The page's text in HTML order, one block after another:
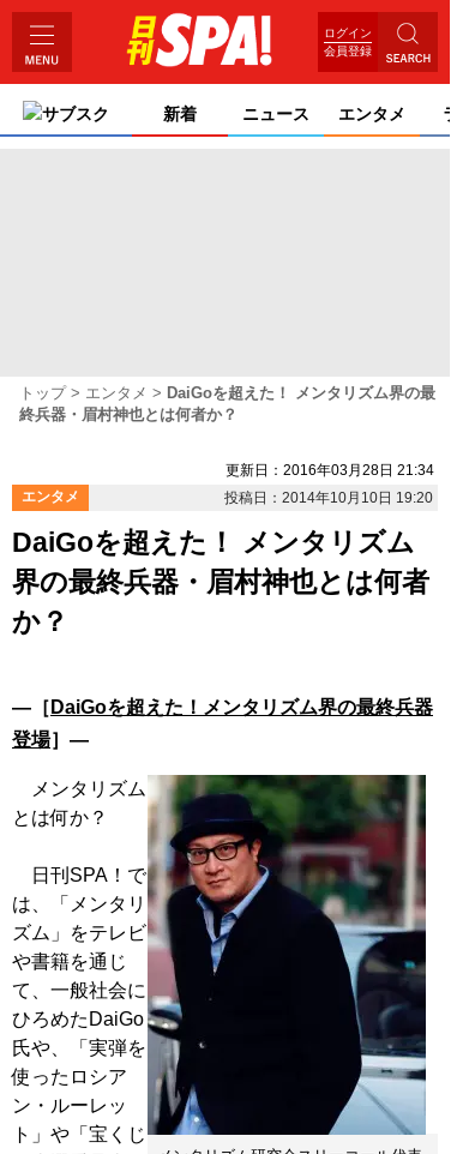
ログイン
会員登録
サブスク 新着 ニュース エンタメ ライ
トップ エンタメ
DaiGoを超えた！ メンタリズム界の最
終兵器・眉村神也とは何者か？
更新日：2016年03月28日 21:34
エンタメ
投稿日：2014年10月10日 19:20
DaiGoを超えた！ メンタリズム
界の最終兵器・眉村神也とは何者
か？
―［ DaiGoを超えた！メンタリズム界の最終兵器
登場］―
メンタリズム
とは何か？
日刊SPA！で
は、「メンタリ
ズム」をテレビ
や書籍を通じ
て、一般社会に
ひろめたDaiGo
氏や、「実弾を
使ったロシア
ン・ルーレッ
ト」や「宝くじ